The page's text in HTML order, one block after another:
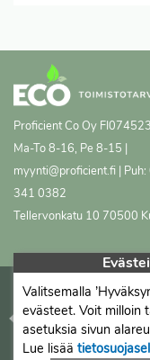
Proficient Co Oy
Ma-To 8-16, Pe 8-15 |
myynti@proficient.fi |
341 0382
Tellervonkatu 10 70500
Valitsemalla
evästeet. Voit milloin
asetuksia sivun
Lue lisää